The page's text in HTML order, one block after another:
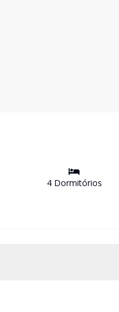
4Dormitórios